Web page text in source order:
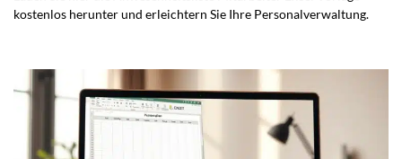
kostenlos herunter und erleichtern Sie Ihre Personalverwaltung.